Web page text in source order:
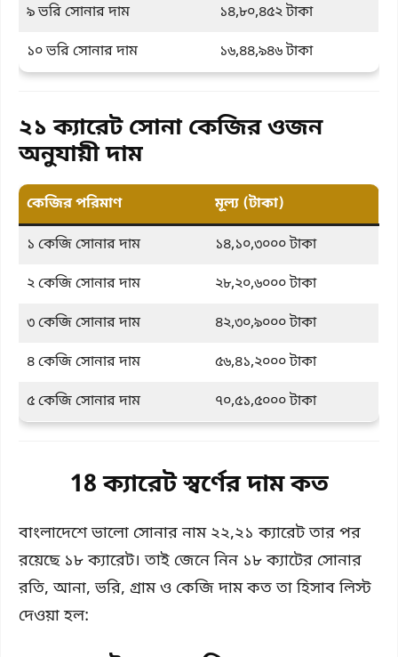
৯ ভরি সোনার দাম
১৪,৮০,৪৫২ টাকা
১০ ভরি সোনার দাম
১৬,৪৪,৯৪৬ টাকা
২১ ক্যারেট সোনা কেজির ওজন
অনুযায়ী দাম
কেজির পরিমাণ মূল্য (টাকা)
১ কেজি সোনার দাম
১৪,১০,৩০০০ টাকা
২ কেজি সোনার দাম
২৮,২০,৬০০০ টাকা
৩ কেজি সোনার দাম
৪২,৩০,৯০০০ টাকা
৪ কেজি সোনার দাম
৫৬,৪১,২০০০ টাকা
৫ কেজি সোনার দাম
৭০,৫১,৫০০০ টাকা
18 ক্যারেট স্বর্ণের দাম কত
বাংলাদেশে ভালো সোনার নাম ২২,২১ ক্যারেট তার পর
রয়েছে ১৮ ক্যারেট। তাই জেনে নিন ১৮ ক্যাটের সোনার
রতি, আনা, ভরি, গ্রাম ও কেজি দাম কত তা হিসাব লিস্ট
দেওয়া হল: